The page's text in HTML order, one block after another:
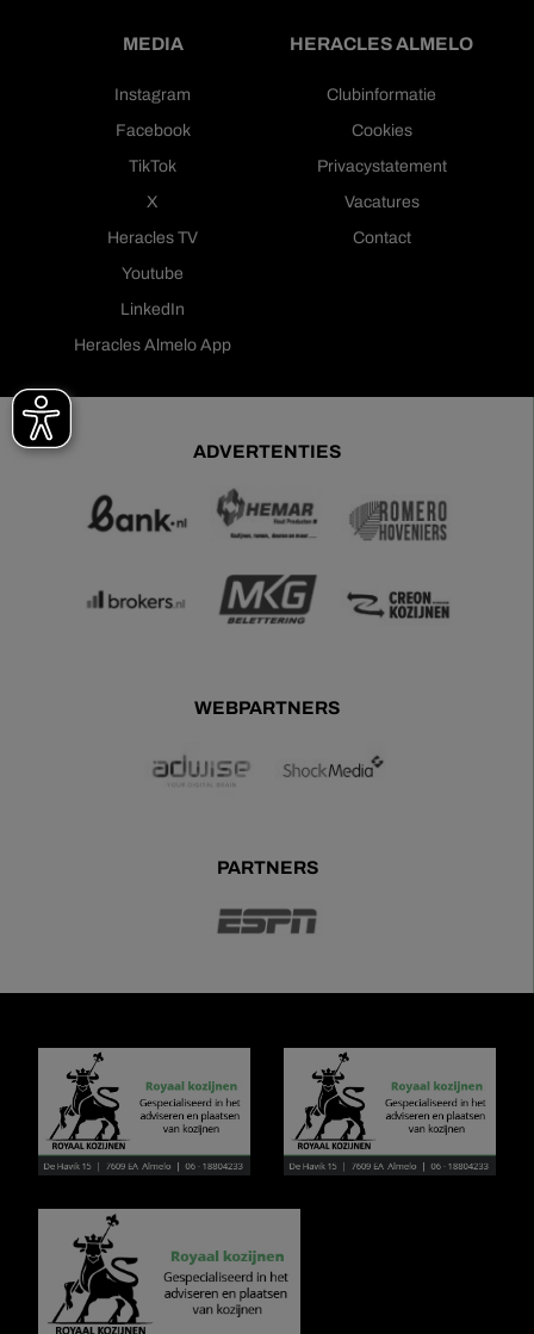
MEDIA
Instagram
Facebook
TikTok
X
Heracles TV
Youtube
LinkedIn
Heracles Almelo App
HERACLES ALMELO
Clubinformatie
Cookies
Privacystatement
Vacatures
Contact
ADVERTENTIES
WEBPARTNERS
PARTNERS